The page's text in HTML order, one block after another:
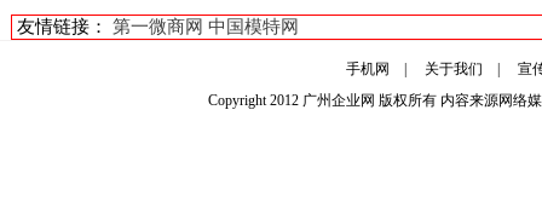
友情链接： 第一微商网 中国模特网
手机网 关于我们 |宣
Copyright 2012 广州企业网 版权所有 内容来源网络